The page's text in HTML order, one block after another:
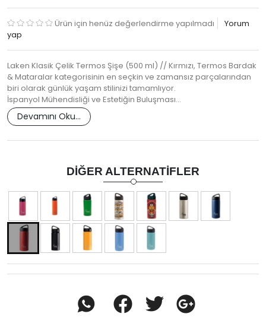
Ürün için henüz değerlendirme yapılmadı
Yorum
yap
Laken Klasik Çelik Termos Şişe (500 ml) // Kırmızı, Termos Bardak
& Mataralar kategorisinin en seçkin ve zamansız parçalarından
biri olarak günlük yaşam stilinizi tamamlıyor.
İspanyol Mühendisliği ve Estetiğin Buluşması…
Devamını Oku...
DIĞER ALTERNATIFLER